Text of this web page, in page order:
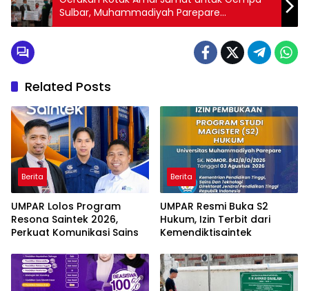
Sulbar, Muhammadiyah Parepare
Kumpulkan 10,5 Juta Rupiah
Related Posts
Berita
UMPAR Lolos Program
Resona Saintek 2026,
Perkuat Komunikasi Sains
Berita
UMPAR Resmi Buka S2
Hukum, Izin Terbit dari
Kemendiktisaintek